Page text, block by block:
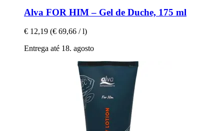
Alva FOR HIM – Gel de Duche, 175 ml
€ 12,19 (€ 69,66 / l)
Entrega até 18. agosto